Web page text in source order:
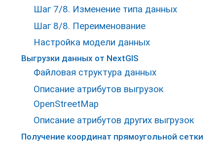
Шаг 7/8. Изменение типа данных
Шаг 8/8. Переименование
Настройка модели данных
Выгрузки данных от NextGIS
Файловая структура данных
Описание атрибутов выгрузок
OpenStreetMap
Описание атрибутов других выгрузок
Получение координат прямоугольной сетки